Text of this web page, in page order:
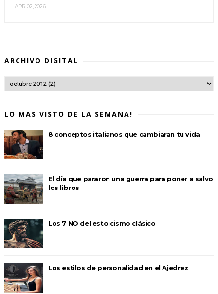
APR 02, 2026
ARCHIVO DIGITAL
LO MAS VISTO DE LA SEMANA!
8 conceptos italianos que cambiaran tu vida
El día que pararon una guerra para poner a salvo
los libros
Los 7 NO del estoicismo clásico
Los estilos de personalidad en el Ajedrez